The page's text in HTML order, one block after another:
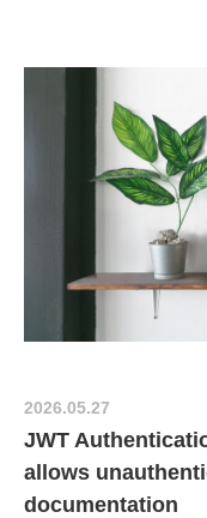
2026.05.27
JWT
allows
documentation